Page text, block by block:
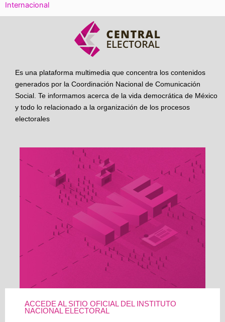
Internacional
Es una plataforma multimedia que concentra los contenidos
generados por la Coordinación Nacional de Comunicación
Social. Te informamos acerca de la vida democrática de México
y todo lo relacionado a la organización de los procesos
electorales
ACCEDE AL SITIO OFICIAL DEL INSTITUTO
NACIONAL ELECTORAL